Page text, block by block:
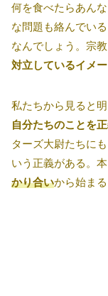
何を食べたらあん
な問題も絡んでいる
なんでしょう。宗教
対立しているイメ
私たちから見ると
自分たちのことを
ターズ大尉たちに
いう正義がある。
かり合いから始ま